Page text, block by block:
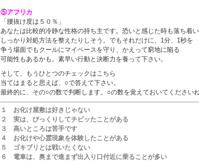
⑤アフリカ
「腰抜け度は５０％」
あなたは比較的冷静な性格の持ち主です。恐いと感じた時も落ち着い
しっかり対処方法を整えたりしそう。でもそれだけに、1分、1秒を
争う場面でもクールにマイペースを守り、かえって窮地に陥る
可能性もあるかも。素早い行動と決断力を養って下さい。
そして、もうひとつのチェックはこちら
当てはまると思えば、○で答えて下さい。
最終的に、その○の数で判断します。○の数を覚えておいてください
１ お化け屋敷は好きじゃない
２ 実は、びっくりしてチビッたことがある
３ 高いところは苦手です
４ お化けや心霊現象を体験したことがある
５ ゴキブリとは戦いたくない
６ 電車は、奥まで進まず出入り口付近に乗ることが多い